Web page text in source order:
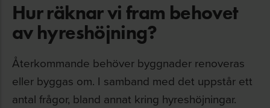
Hur räknar vi fram behovet
av hyreshöjning?
Återkommande behöver byggnader renoveras
eller byggas om. I samband med det uppstår ett
antal frågor, bland annat kring hyreshöjningar.